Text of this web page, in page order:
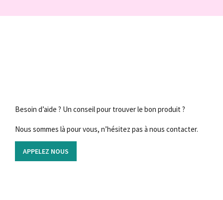
Besoin d’aide ? Un conseil pour trouver le bon produit ?
Nous sommes là pour vous, n’hésitez pas à nous contacter.
APPELEZ NOUS